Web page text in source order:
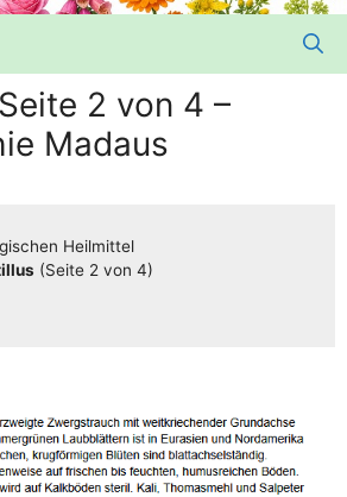
2 von 4 –
Madaus
Heilmittel
(Sei­te 2 von 4)